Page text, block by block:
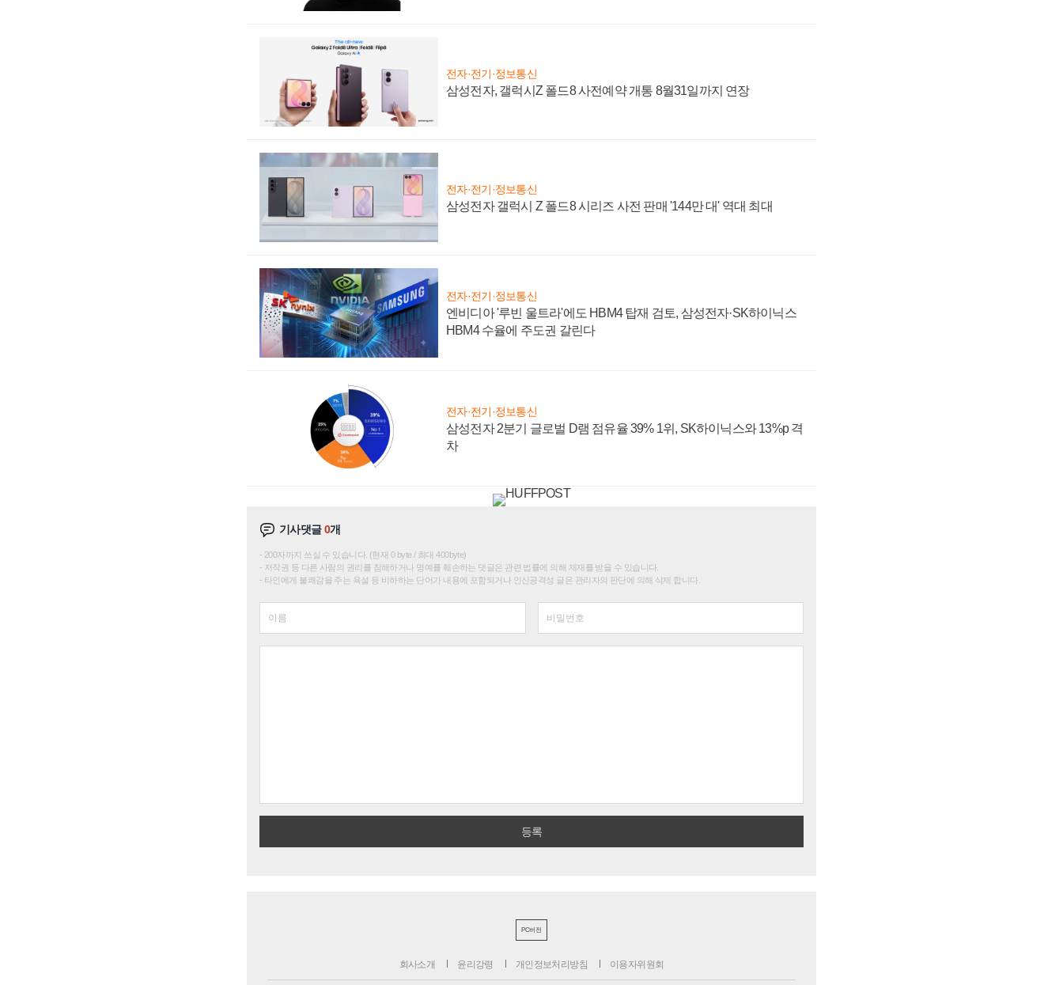
전자·전기·정보통신
삼성전자, 갤럭시Z 폴드8 사전예약 개통 8월31일까지 연장
전자·전기·정보통신
삼성전자 갤럭시 Z 폴드8 시리즈 사전 판매 '144만 대' 역대 최대
전자·전기·정보통신
엔비디아 '루빈 울트라'에도 HBM4 탑재 검토, 삼성전자·SK하이닉스
HBM4 수율에 주도권 갈린다
전자·전기·정보통신
삼성전자 2분기 글로벌 D램 점유율 39% 1위, SK하이닉스와 13%p 격
차
기사댓글0개
200자까지 쓰실 수 있습니다. (현재 0 byte / 최대 400byte)
저작권 등 다른 사람의 권리를 침해하거나 명예를 훼손하는 댓글은 관련 법률에 의해 제재를 받을 수 있습니다.
타인에게 불쾌감을 주는 욕설 등 비하하는 단어가 내용에 포함되거나 인신공격성 글은 관리자의 판단에 의해 삭제 합니다.
PC버전
회사소개 윤리강령 개인정보처리방침 이용자위원회